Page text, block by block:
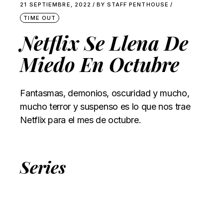
21 SEPTIEMBRE, 2022 BY STAFF PENTHOUSE
TIME OUT
Netflix Se Llena De
Miedo En Octubre
Fantasmas, demonios, oscuridad y mucho,
mucho terror y suspenso es lo que nos trae
Netflix para el mes de octubre.
Series